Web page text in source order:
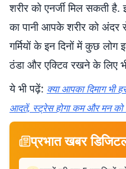
शरीर को एनर्जी मिल सकती
का पानी आपके शरीर को अंदर
गर्मियों के इन दिनों में कुछ
ठंडा और एक्टिव रखने के लिए
ये भी पढ़ें: क्या आपका दिमाग भी
आदतें, स्ट्रेस होगा कम और मन को
प्रभात खबर